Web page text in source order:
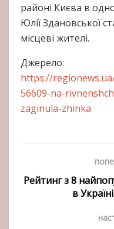
районі Києва в
Юлії Здановської
місцеві жителі.
Джерело:
https://
56609-na-
zaginula-zhinka
Рейтинг з 8
в